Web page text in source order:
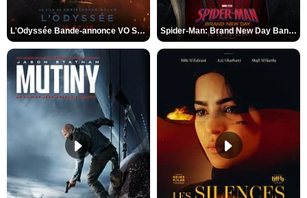
L'Odyssée Bande-annonce VO STFR Spider-Man: Brand New Day Bande-annonce VO STFR